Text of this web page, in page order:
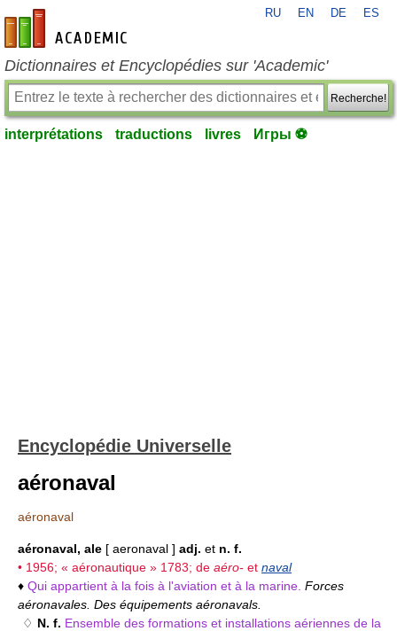
fr-academic.com
RU EN DE ES
Dictionnaires et Encyclopédies sur 'Academic'
Recherche!
interprétations traductions livres Игры ⚽
Encyclopédie Universelle
aéronaval
aéronaval
aéronaval, ale [ aeronaval ] adj. et n. f.
• 1956; « aéronautique » 1783; de aéro- et naval
♦ Qui appartient à la fois à l'aviation et à la marine. Forces
aéronavales. Des équipements aéronavals.
♢ N. f. Ensemble des formations et installations aériennes de la